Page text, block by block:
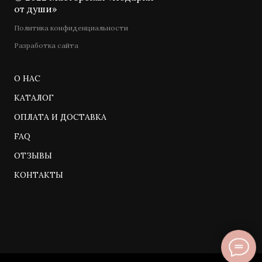
от души»
Политика конфиденциальности
Разработка сайта
О НАС
КАТАЛОГ
ОПЛАТА И ДОСТАВКА
FAQ
ОТЗЫВЫ
КОНТАКТЫ